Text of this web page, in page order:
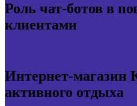
Роль чат-ботов в
клиентами
Интернет-магазин
активного отдыха